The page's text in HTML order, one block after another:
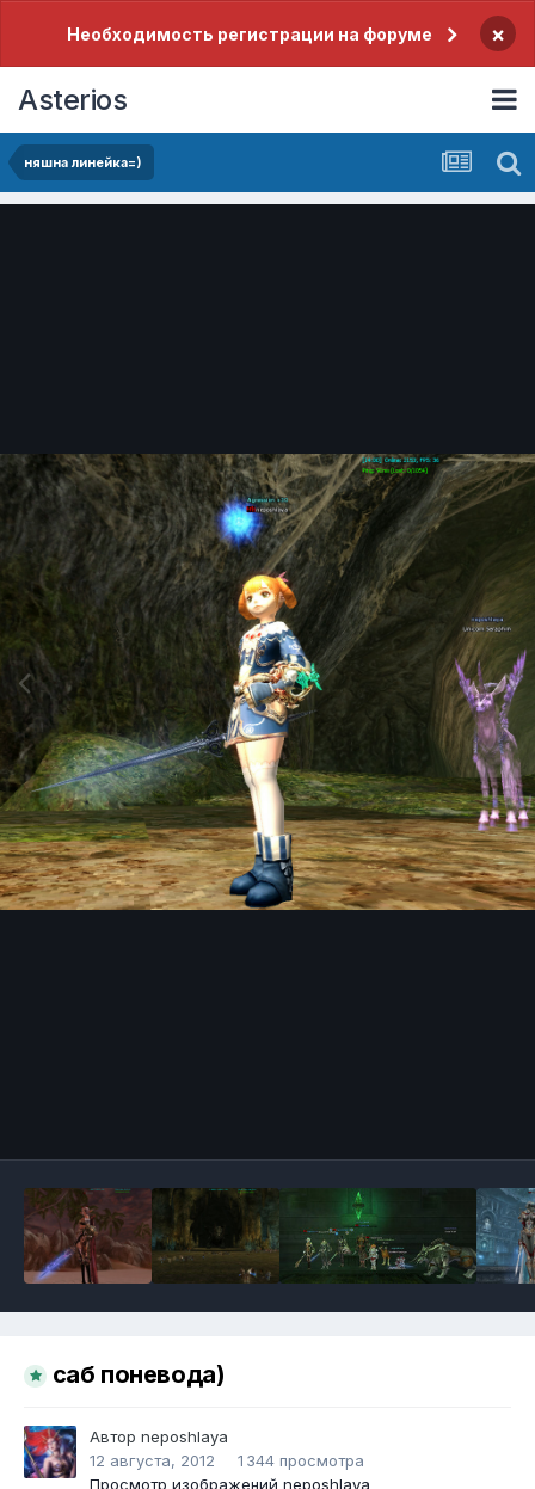
Необходимость регистрации на форуме ×
Asterios
няшна линейка=)
саб поневода)
Автор neposhlaya
12 августа, 2012
1 344 просмотра
Просмотр изображений neposhlaya